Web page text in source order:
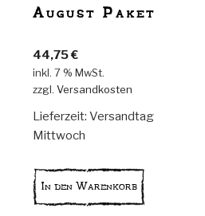
August Paket
44,75€
inkl. 7 % MwSt.
zzgl.Versandkosten
Lieferzeit:Versandtag
Mittwoch
In den Warenkorb